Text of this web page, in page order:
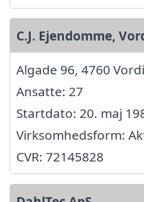
C.J. Ejendomme,
Algade 96, 4760
Ansatte: 27
Startdato: 20. maj
Virksomhedsform:
CVR: 72145828